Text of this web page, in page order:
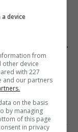
device
from
other device
with 227
and our partners
on the basis
by managing
of this page
in privacy